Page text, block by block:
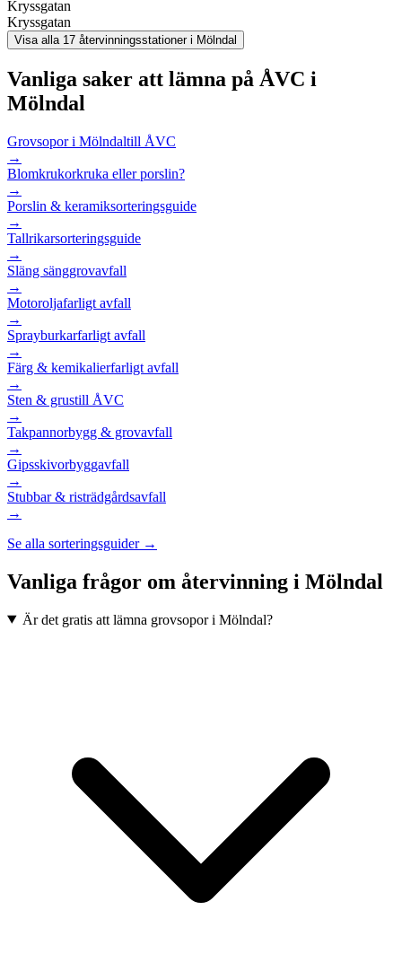
Kryssgatan
Kryssgatan
Visa alla 17 återvinningsstationer i Mölndal
Vanliga saker att lämna på ÅVC i
Mölndal
Grovsopor i Mölndaltill ÅVC
→
Blomkrukorkruka eller porslin?
→
Porslin & keramiksorteringsguide
→
Tallrikarsorteringsguide
→
Släng sänggrovavfall
→
Motoroljafarligt avfall
→
Sprayburkarfarligt avfall
→
Färg & kemikalierfarligt avfall
→
Sten & grustill ÅVC
→
Takpannorbygg & grovavfall
→
Gipsskivorbyggavfall
→
Stubbar & risträdgårdsavfall
→
Se alla sorteringsguider →
Vanliga frågor om återvinning i Mölndal
Är det gratis att lämna grovsopor i Mölndal?